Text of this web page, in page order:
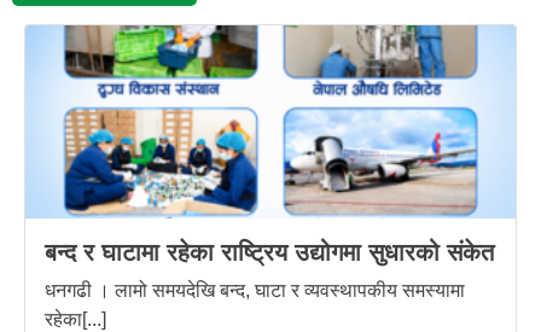
बन्द र घाटामा रहेका राष्ट्रिय उद्योगमा सुधारको संकेत
धनगढी । लामो समयदेखि बन्द, घाटा र व्यवस्थापकीय समस्यामा
रहेका[...]